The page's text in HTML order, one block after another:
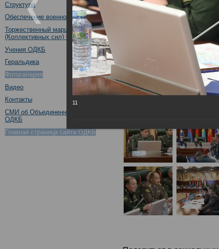
Структура
Обеспечение военной безопасности
Торжественный марш Войск
(Коллективных сил) ОДКБ
Учения ОДКБ
Геральдика
Фотогалерея
Видео
Контакты
СМИ об Объединенном штабе
ОДКБ
Главная страница сайта ОДКБ
11